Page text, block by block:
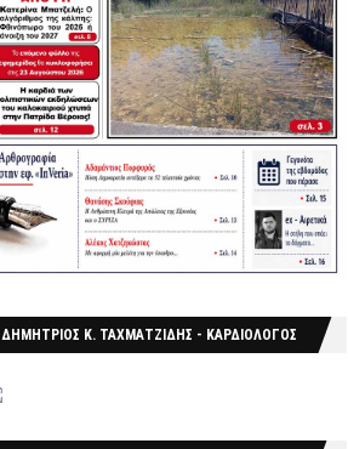
ΔΗΜΗΤΡΙΟΣ Κ. ΤΑΧΜΑΤΖΙΔΗΣ - ΚΑΡΔΙΟΛΟΓΟΣ